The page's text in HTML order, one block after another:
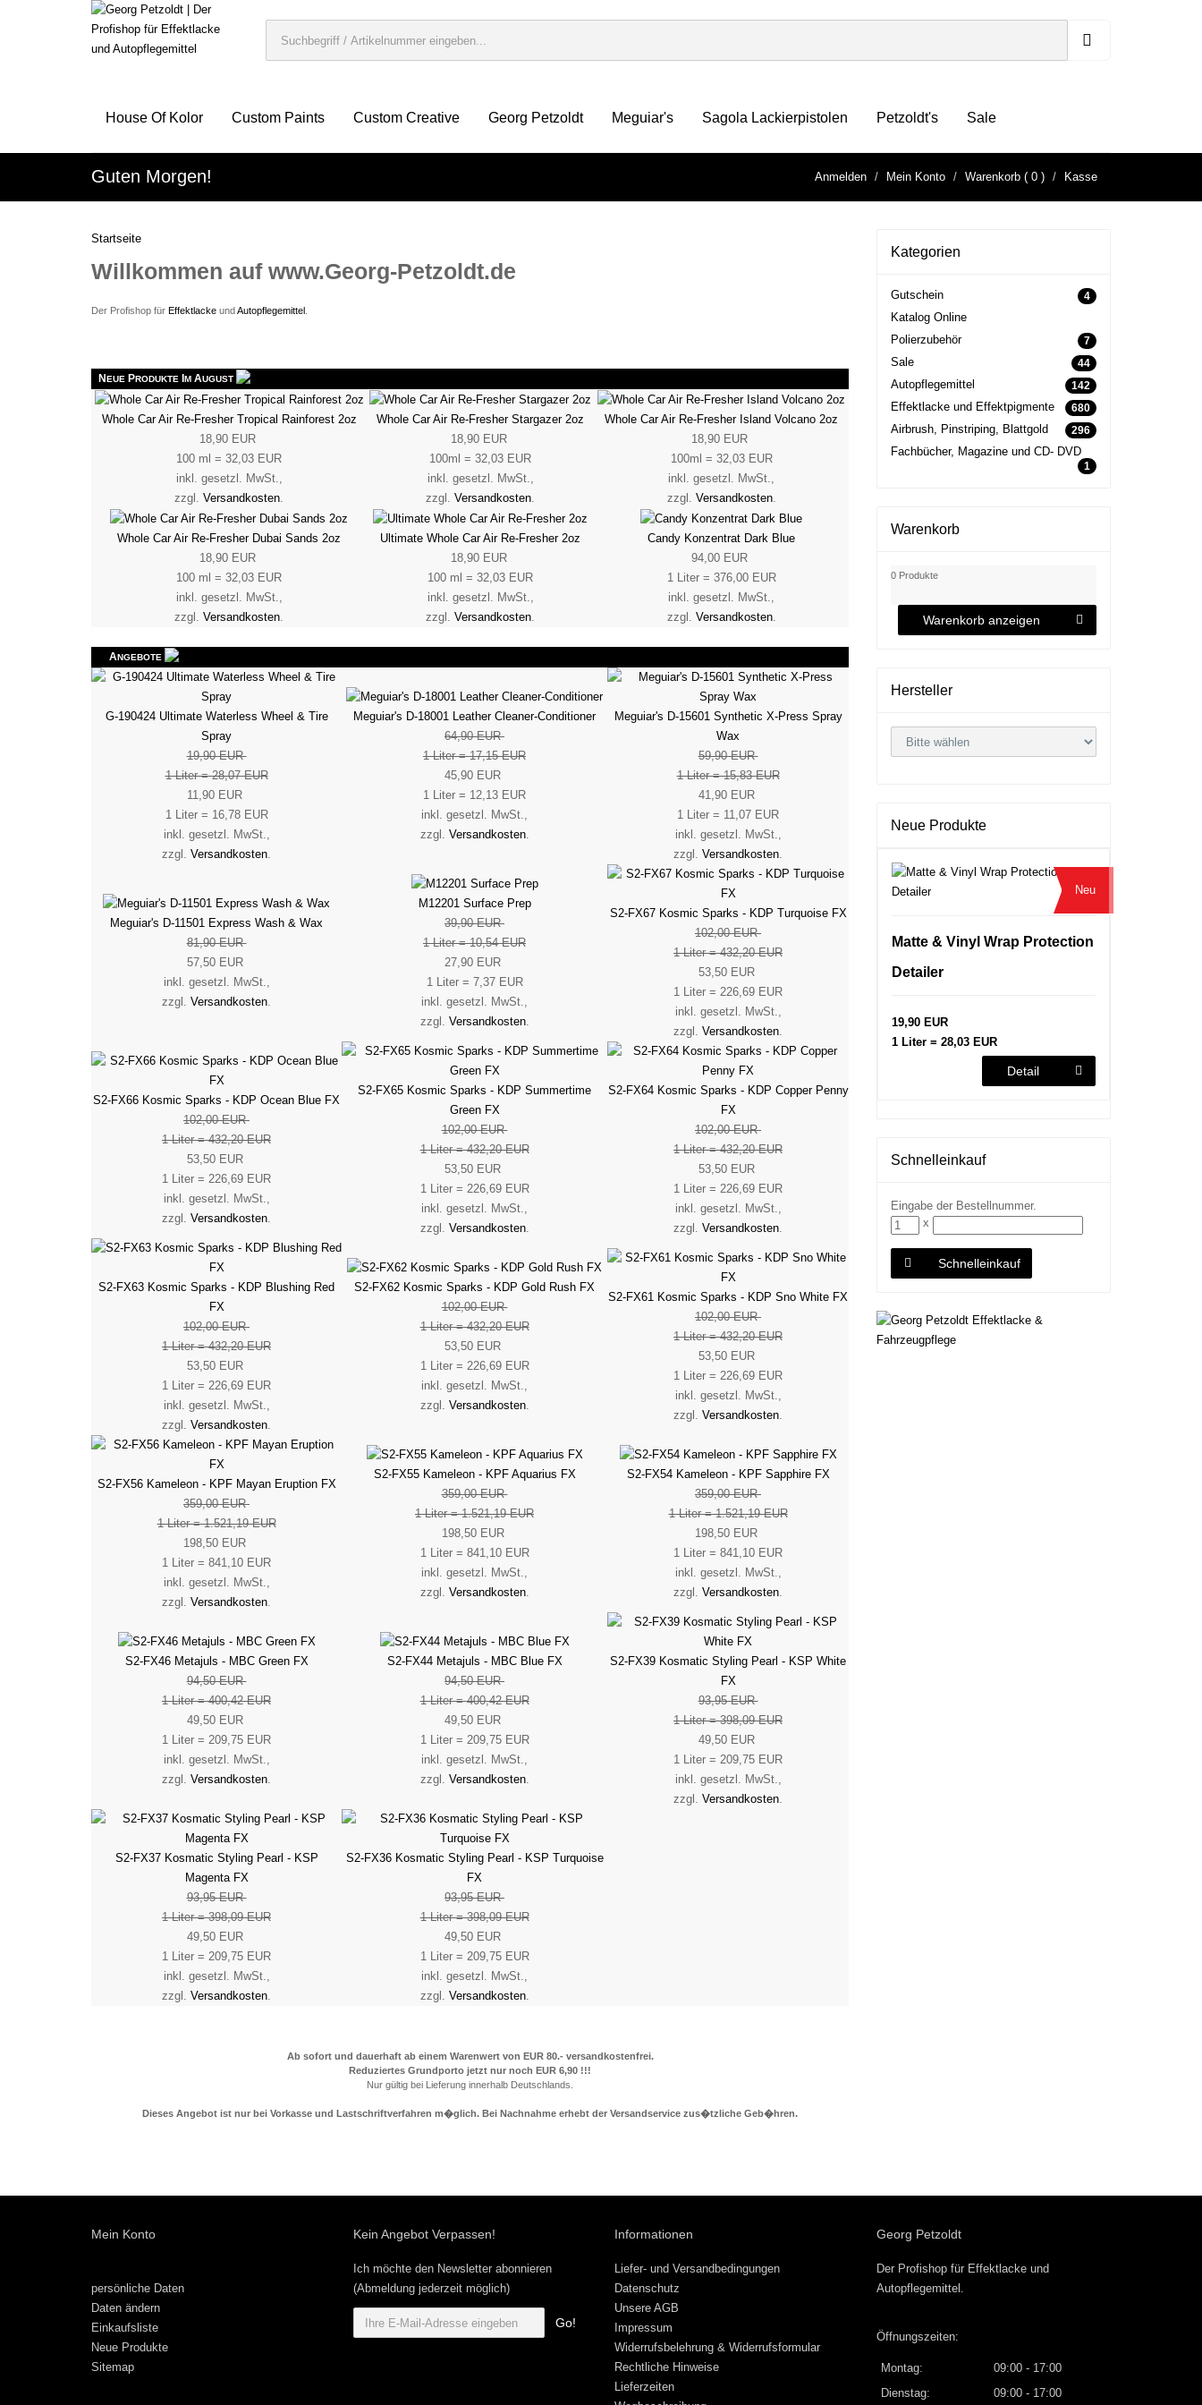
House Of Kolor Custom Paints Custom Creative Georg Petzoldt Meguiar's Sagola Lackierpistolen Petzoldt's Sale
Guten Morgen! Anmelden Mein Konto Warenkorb ( 0 ) Kasse
Startseite
Willkommen auf www.Georg-Petzoldt.de
Der Profishop für Effektlacke undAutopflegemittel
NEUE PRODUKTE M AUGUST
Whole Car Air Re-Fresher Tropical Rainforest 2oz
18,90 EUR
100 ml = 32,03 EUR
inkl. gesetzl. MwSt.,
zzgl. Versandkosten
Whole Car Air Re-Fresher Stargazer 2oz
18,90 EUR
100ml = 32,03 EUR
inkl. gesetzl. MwSt.,
zzgl. Versandkosten
Whole Car Air Re-Fresher Island Volcano 2oz
18,90 EUR
100ml = 32,03 EUR
inkl. gesetzl. MwSt.,
zzgl. Versandkosten.
Whole Car Air Re-Fresher Dubai Sands 2oz
18,90 EUR
100 ml = 32,03 EUR
inkl. gesetzl. MwSt.,
zzgl. Versandkosten
Ultimate Whole Car Air Re-Fresher 2oz
18,90 EUR
100 ml = 32,03 EUR
inkl. gesetzl. MwSt.,
zzgl. Versandkosten
Candy Konzentrat Dark Blue
94,00 EUR
1 Liter = 376,00 EUR
inkl. gesetzl. MwSt.,
zzgl. Versandkosten.
ANGEBOTE
G-190424 Ultimate Waterless Wheel & Tire
Spray
19,90 EUR
1 Liter = 28,07 EUR
11,90 EUR
1 Liter = 16,78 EUR
inkl. gesetzl. MwSt.,
zzgl. Versandkosten.
Meguiar's D-18001 Leather Cleaner-Conditioner
64,90 EUR
1 Liter = 17,15 EUR
45,90 EUR
1 Liter = 12,13 EUR
inkl. gesetzl. MwSt.,
zzgl. Versandkosten.
Meguiar's D-15601 Synthetic X-Press Spray
Wax
59,90 EUR
1 Liter = 15,83 EUR
41,90 EUR
1 Liter = 11,07 EUR
inkl. gesetzl. MwSt.,
zzgl. Versandkosten.
Meguiar's D-11501 Express Wash & Wax
81,90 EUR
57,50 EUR
inkl. gesetzl. MwSt.,
zzgl. Versandkosten
M12201 Surface Prep
39,90 EUR
1 Liter = 10,54 EUR
27,90 EUR
1 Liter = 7,37 EUR
inkl. gesetzl. MwSt.,
zzgl. Versandkosten.
S2-FX67 Kosmic Sparks - KDP Turquoise FX
102,00 EUR
1 Liter = 432,20 EUR
53,50 EUR
1 Liter = 226,69 EUR
inkl. gesetzl. MwSt.,
zzgl. Versandkosten.
S2-FX66 Kosmic Sparks - KDP Ocean Blue FX
102,00 EUR
1 Liter = 432,20 EUR
53,50 EUR
1 Liter = 226,69 EUR
inkl. gesetzl. MwSt.,
zzgl. Versandkosten.
S2-FX65 Kosmic Sparks - KDP Summertime
Green FX
102,00 EUR
1 Liter = 432,20 EUR
53,50 EUR
1 Liter = 226,69 EUR
inkl. gesetzl. MwSt.,
zzgl. Versandkosten.
S2-FX64 Kosmic Sparks - KDP Copper Penny
FX
102,00 EUR
1 Liter = 432,20 EUR
53,50 EUR
1 Liter = 226,69 EUR
inkl. gesetzl. MwSt.,
zzgl. Versandkosten.
S2-FX63 Kosmic Sparks - KDP Blushing Red
FX
102,00 EUR
1 Liter = 432,20 EUR
53,50 EUR
1 Liter = 226,69 EUR
inkl. gesetzl. MwSt.,
zzgl. Versandkosten.
S2-FX62 Kosmic Sparks - KDP Gold Rush FX
102,00 EUR
1 Liter = 432,20 EUR
53,50 EUR
1 Liter = 226,69 EUR
inkl. gesetzl. MwSt.,
zzgl. Versandkosten.
S2-FX61 Kosmic Sparks - KDP Sno White FX
102,00 EUR
1 Liter = 432,20 EUR
53,50 EUR
1 Liter = 226,69 EUR
inkl. gesetzl. MwSt.,
zzgl. Versandkosten.
S2-FX56 Kameleon - KPF Mayan Eruption FX
359,00 EUR
1 Liter = 1.521,19 EUR
198,50 EUR
1 Liter = 841,10 EUR
inkl. gesetzl. MwSt.,
zzgl. Versandkosten.
S2-FX55 Kameleon - KPF Aquarius FX
359,00 EUR
1 Liter = 1.521,19 EUR
198,50 EUR
1 Liter = 841,10 EUR
inkl. gesetzl. MwSt.,
zzgl. Versandkosten.
S2-FX54 Kameleon - KPF Sapphire FX
359,00 EUR
1 Liter = 1.521,19 EUR
198,50 EUR
1 Liter = 841,10 EUR
inkl. gesetzl. MwSt.,
zzgl. Versandkosten
S2-FX46 Metajuls - MBC Green FX
94,50 EUR
1 Liter = 400,42 EUR
49,50 EUR
1 Liter = 209,75 EUR
inkl. gesetzl. MwSt.,
zzgl. Versandkosten
S2-FX44 Metajuls - MBC Blue FX
94,50 EUR
1 Liter = 400,42 EUR
49,50 EUR
1 Liter = 209,75 EUR
inkl. gesetzl. MwSt.,
zzgl. Versandkosten.
S2-FX39 Kosmatic Styling Pearl - KSP White
FX
93,95 EUR
1 Liter = 398,09 EUR
49,50 EUR
1 Liter = 209,75 EUR
inkl. gesetzl. MwSt.,
zzgl. Versandkosten.
S2-FX37 Kosmatic Styling Pearl - KSP
Magenta FX
93,95 EUR
1 Liter = 398,09 EUR
49,50 EUR
1 Liter = 209,75 EUR
inkl. gesetzl. MwSt.,
zzgl. Versandkosten.
S2-FX36 Kosmatic Styling Pearl - KSP Turquoise
FX
93,95 EUR
1 Liter = 398,09 EUR
49,50 EUR
1 Liter = 209,75 EUR
inkl. gesetzl. MwSt.,
zzgl. Versandkosten.
Ab sofort und dauerhaft ab einem Warenwert von EUR 80.- versandkostenfrei.
Reduziertes Grundporto jetzt nur noch EUR 6,90 !!!
Nur gültig bei Lieferung innerhalb Deutschlands.
Dieses Angebot ist nur bei Vorkasse und Lastschriftverfahren m�glich. Bei Nachnahme erhebt der Versandservice zus�tzliche Geb�hren.
Kategorien
Gutschein 4
Katalog Online
Polierzubehör
7
Sale 44
Autopflegemittel 142
Effektlacke und Effektpigmente 680
Airbrush, Pinstriping, Blattgold 296
Fachbücher, Magazine und CD- DVD
1
Warenkorb
0 Produkte
Warenkorb anzeigen
Hersteller
Neue Produkte
Neu
Matte & Vinyl Wrap Protection
Detailer
19,90 EUR
1 Liter = 28,03 EUR
Detail
Schnelleinkauf
Eingabe der Bestellnummer.
x
Schnelleinkauf
Mein Konto
persönliche Daten
Daten ändern
Einkaufsliste
Neue Produkte
Sitemap
Kein Angebot Verpassen!
Ich möchte den Newsletter abonnieren
(Abmeldung jederzeit möglich)
Go!
Informationen
Liefer- und Versandbedingungen
Datenschutz
Unsere AGB
Impressum
Widerrufsbelehrung & Widerrufsformular
Rechtliche Hinweise
Lieferzeiten
Georg Petzoldt
Der Profishop für Effektlackeund
Autopflegemittel .
Öffnungszeiten:
Montag:
09:00 - 17:00
Dienstag:
09:00 - 17:00